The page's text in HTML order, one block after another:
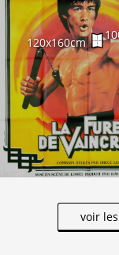
120x160cm
voir